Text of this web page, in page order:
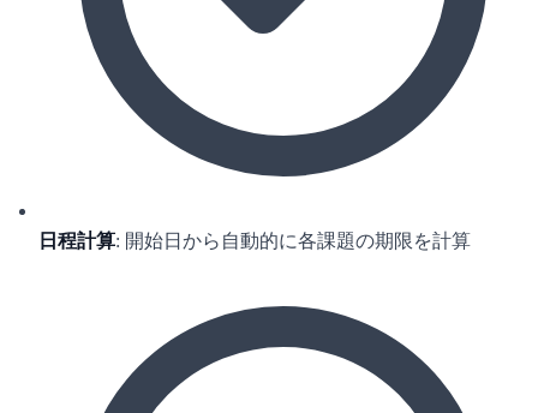
日程計算: 開始日から自動的に各課題の期限を計算